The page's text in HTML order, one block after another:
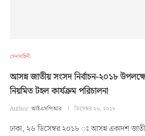
সেনাবাহিনী
আসন্ন জাতীয় সংসদ নির্বাচন-২০১৮ উপলক্ষে
নিয়মিত টহল কার্যক্রম পরিচালনা
Author:আইএসপিআর ডিসেম্বর ২৬, ২০১৮
ঢাকা, ২৬ ডিসেম্বর ২০১৮ ঃ আসন্ন একাদশ